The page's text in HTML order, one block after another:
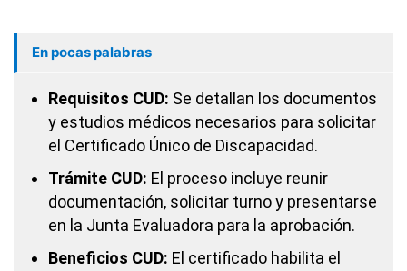
En pocas palabras
Requisitos CUD: Se detallan los documentos
y estudios médicos necesarios para solicitar
el Certificado Único de Discapacidad.
Trámite CUD: El proceso incluye reunir
documentación, solicitar turno y presentarse
en la Junta Evaluadora para la aprobación.
Beneficios CUD: El certificado habilita el